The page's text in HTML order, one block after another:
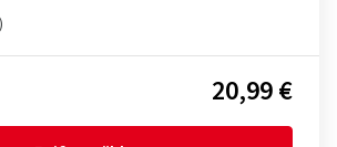
20,99 €